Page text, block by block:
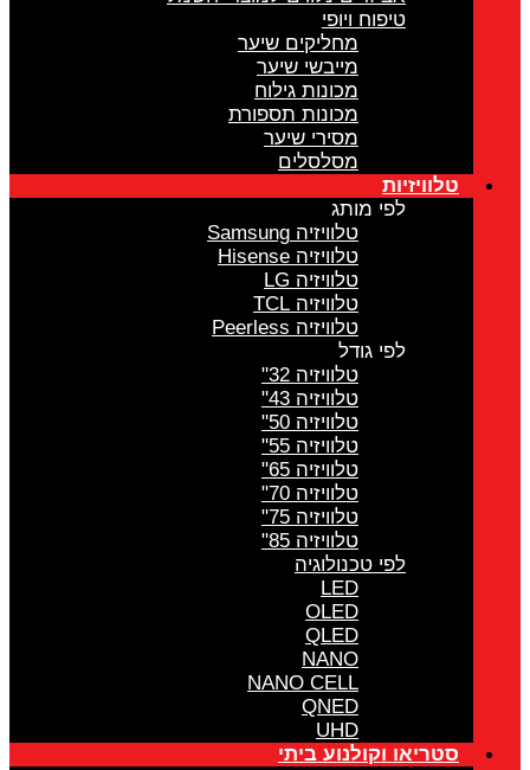
טיפוח ויופי
מחליקים שיער
מייבשי שיער
מכונות גילוח
מכונות תספורת
מסירי שיער
מסלסלים
טלוויזיות
לפי מותג
טלוויזיה Samsung
טלוויזיה Hisense
טלוויזיה LG
טלוויזיה TCL
טלוויזיה Peerless
לפי גודל
טלוויזיה 32"
טלוויזיה 43"
טלוויזיה 50"
טלוויזיה 55"
טלוויזיה 65"
טלוויזיה 70"
טלוויזיה 75"
טלוויזיה 85"
לפי טכנולוגיה
LED
OLED
QLED
NANO
NANO CELL
QNED
UHD
סטריאו וקולנוע ביתי